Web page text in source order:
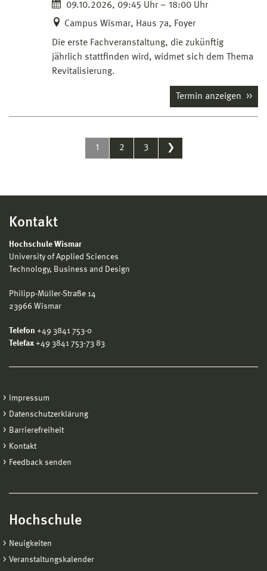
09.10.2026, 09:45 Uhr – 18:00 Uhr
Campus Wismar, Haus 7a, Foyer
Die erste Fachveranstaltung, die zukünftig
jährlich stattfinden wird, widmet sich dem Thema
Revitalisierung.
Termin anzeigen
1 2 3 ❯
Kontakt
Hochschule Wismar
University of Applied Sciences
Technology, Business and Design
Philipp-Müller-Straße 14
23966 Wismar
Telefon +49 3841 753-0
Telefax +49 3841 753-73 83
Impressum
Datenschutzerklärung
Barrierefreiheit
Kontakt
Feedback senden
Hochschule
Neuigkeiten
Veranstaltungskalender